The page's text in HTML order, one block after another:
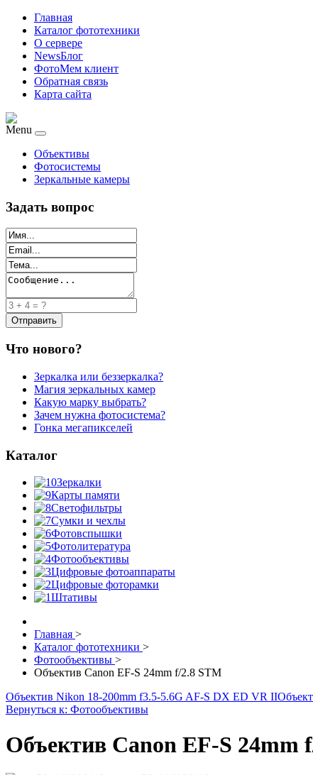
Главная
Каталог фототехники
О сервере
NewsБлог
ФотоМем клиент
Обратная связь
Карта сайта
Menu
Объективы
Фотосистемы
Зеркальные камеры
Задать вопрос
Что нового?
Зеркалка или беззеркалка?
Магия зеркальных камер
Какую марку выбрать?
Зачем нужна фотосистема?
Гонка мегапикселей
Каталог
Зеркалки
Карты памяти
Светофильтры
Сумки и чехлы
Фотовспышки
Фотолитература
Фотообъективы
Цифровые фотоаппараты
Цифровые фоторамки
Штативы
Главная >
Каталог фототехники >
Фотообъективы >
Объектив Canon EF-S 24mm f/2.8 STM
Объектив Nikon 18-200mm f3.5-5.6G AF-S DX ED VR II
Вернуться к: Фотообъективы
Объектив Canon EF-S 24mm